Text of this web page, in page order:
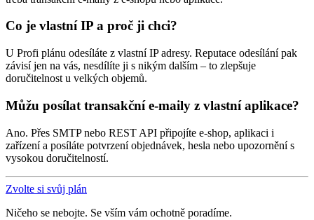
Co je vlastní IP a proč ji chci?
U Profi plánu odesíláte z vlastní IP adresy. Reputace odesílání pak
závisí jen na vás, nesdílíte ji s nikým dalším – to zlepšuje
doručitelnost u velkých objemů.
Můžu posílat transakční e-maily z vlastní aplikace?
Ano. Přes SMTP nebo REST API připojíte e-shop, aplikaci i
zařízení a posíláte potvrzení objednávek, hesla nebo upozornění s
vysokou doručitelností.
Zvolte si svůj plán
Ničeho se nebojte. Se vším vám ochotně poradíme.